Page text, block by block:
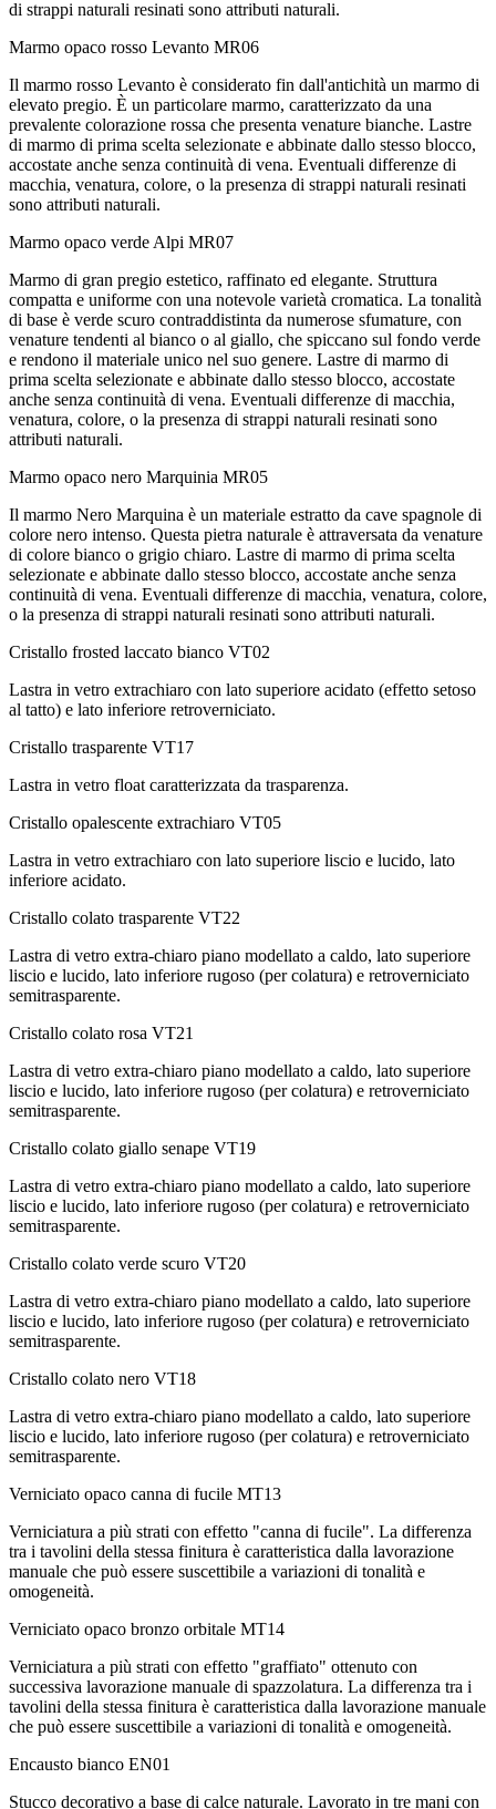
di strappi naturali resinati sono attributi naturali.
Marmo opaco rosso Levanto MR06
Il marmo rosso Levanto è considerato fin dall'antichità un marmo di
elevato pregio. È un particolare marmo, caratterizzato da una
prevalente colorazione rossa che presenta venature bianche. Lastre
di marmo di prima scelta selezionate e abbinate dallo stesso blocco,
accostate anche senza continuità di vena. Eventuali differenze di
macchia, venatura, colore, o la presenza di strappi naturali resinati
sono attributi naturali.
Marmo opaco verde Alpi MR07
Marmo di gran pregio estetico, raffinato ed elegante. Struttura
compatta e uniforme con una notevole varietà cromatica. La tonalità
di base è verde scuro contraddistinta da numerose sfumature, con
venature tendenti al bianco o al giallo, che spiccano sul fondo verde
e rendono il materiale unico nel suo genere. Lastre di marmo di
prima scelta selezionate e abbinate dallo stesso blocco, accostate
anche senza continuità di vena. Eventuali differenze di macchia,
venatura, colore, o la presenza di strappi naturali resinati sono
attributi naturali.
Marmo opaco nero Marquinia MR05
Il marmo Nero Marquina è un materiale estratto da cave spagnole di
colore nero intenso. Questa pietra naturale è attraversata da venature
di colore bianco o grigio chiaro. Lastre di marmo di prima scelta
selezionate e abbinate dallo stesso blocco, accostate anche senza
continuità di vena. Eventuali differenze di macchia, venatura, colore,
o la presenza di strappi naturali resinati sono attributi naturali.
Cristallo frosted laccato bianco VT02
Lastra in vetro extrachiaro con lato superiore acidato (effetto setoso
al tatto) e lato inferiore retroverniciato.
Cristallo trasparente VT17
Lastra in vetro float caratterizzata da trasparenza.
Cristallo opalescente extrachiaro VT05
Lastra in vetro extrachiaro con lato superiore liscio e lucido, lato
inferiore acidato.
Cristallo colato trasparente VT22
Lastra di vetro extra-chiaro piano modellato a caldo, lato superiore
liscio e lucido, lato inferiore rugoso (per colatura) e retroverniciato
semitrasparente.
Cristallo colato rosa VT21
Lastra di vetro extra-chiaro piano modellato a caldo, lato superiore
liscio e lucido, lato inferiore rugoso (per colatura) e retroverniciato
semitrasparente.
Cristallo colato giallo senape VT19
Lastra di vetro extra-chiaro piano modellato a caldo, lato superiore
liscio e lucido, lato inferiore rugoso (per colatura) e retroverniciato
semitrasparente.
Cristallo colato verde scuro VT20
Lastra di vetro extra-chiaro piano modellato a caldo, lato superiore
liscio e lucido, lato inferiore rugoso (per colatura) e retroverniciato
semitrasparente.
Cristallo colato nero VT18
Lastra di vetro extra-chiaro piano modellato a caldo, lato superiore
liscio e lucido, lato inferiore rugoso (per colatura) e retroverniciato
semitrasparente.
Verniciato opaco canna di fucile MT13
Verniciatura a più strati con effetto "canna di fucile". La differenza
tra i tavolini della stessa finitura è caratteristica dalla lavorazione
manuale che può essere suscettibile a variazioni di tonalità e
omogeneità.
Verniciato opaco bronzo orbitale MT14
Verniciatura a più strati con effetto "graffiato" ottenuto con
successiva lavorazione manuale di spazzolatura. La differenza tra i
tavolini della stessa finitura è caratteristica dalla lavorazione manuale
che può essere suscettibile a variazioni di tonalità e omogeneità.
Encausto bianco EN01
Stucco decorativo a base di calce naturale. Lavorato in tre mani con